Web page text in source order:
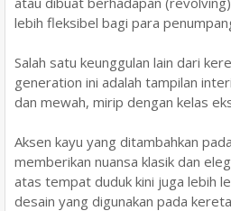
lebih fleksibel bagi para
Salah satu keunggulan lain dari
generation ini adalah tampilan
dan mewah, mirip dengan kelas
Aksen kayu yang ditambahkan
memberikan nuansa klasik dan
atas tempat duduk kini juga lebih
desain yang digunakan pada